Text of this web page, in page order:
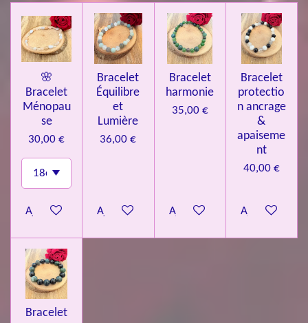
🌸
Bracelet
Ménopau
se
30,00 €
Ajouter au panier
Bracelet
Équilibre
et
Lumière
36,00 €
Ajouter au panier
Bracelet
harmonie
35,00 €
Ajouter au panier
Bracelet
protectio
n ancrage
&
apaiseme
nt
40,00 €
Ajouter au
Bracelet